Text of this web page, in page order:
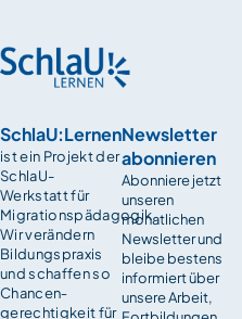
SchlaU:Lernen
ist ein Projekt der
SchlaU-
Werkstatt für
Migrationspädagogik.
Wir verändern
Bildungspraxis
und schaffen so
Chancen­
gerechtigkeit für
Newsletter
abonnieren
Abonniere jetzt
unseren
monatlichen
Newsletter und
bleibe bestens
informiert über
unsere Arbeit,